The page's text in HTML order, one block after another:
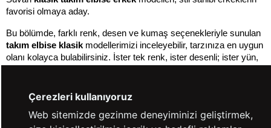
favorisi olmaya aday.
takım elbise klasik modellerimizi inceleyebilir, tarzınıza en uygun
olanı kolayca bulabilirsiniz. İster tek renk, ister desenli; ister yün,
tamamlayacak gömlek, kravat ve ayakkabı gibi aksesuarlarla
kombinleyerek kusursuz bir görünüm yakalayabilirsiniz.
Çerezleri kullanıyoruz
Web sitemizde gezinme deneyiminizi geliştirmek,